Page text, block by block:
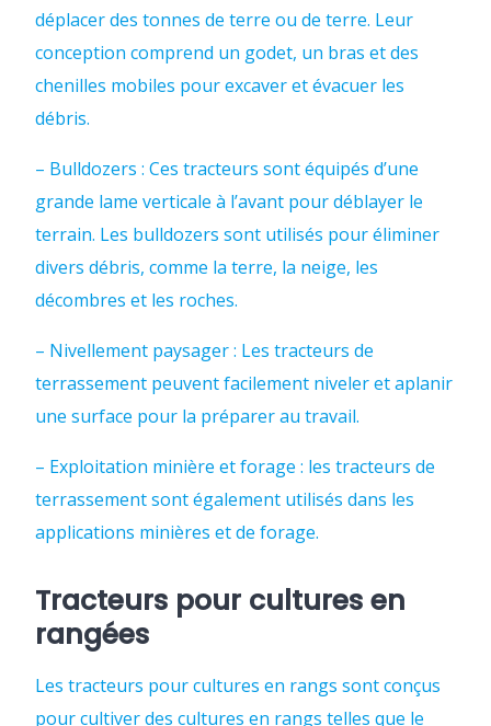
déplacer des tonnes de terre ou de terre. Leur
conception comprend un godet, un bras et des
chenilles mobiles pour excaver et évacuer les
débris.
– Bulldozers : Ces tracteurs sont équipés d’une
grande lame verticale à l’avant pour déblayer le
terrain. Les bulldozers sont utilisés pour éliminer
divers débris, comme la terre, la neige, les
décombres et les roches.
– Nivellement paysager : Les tracteurs de
terrassement peuvent facilement niveler et aplanir
une surface pour la préparer au travail.
– Exploitation minière et forage : les tracteurs de
terrassement sont également utilisés dans les
applications minières et de forage.
Tracteurs pour cultures en
rangées
Les tracteurs pour cultures en rangs sont conçus
pour cultiver des cultures en rangs telles que le